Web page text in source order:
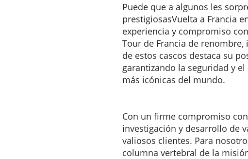
Puede que a algunos les
prestigiosasVuelta a Francia
experiencia y compromiso
Tour de Francia de
de estos cascos destaca su
garantizando la seguridad y
más icónicas del mundo.
Con un firme compromiso
investigación y desarrollo de
valiosos clientes. Para
columna vertebral de la